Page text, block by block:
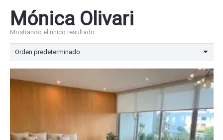
Mónica Olivari
Mostrando el único resultado